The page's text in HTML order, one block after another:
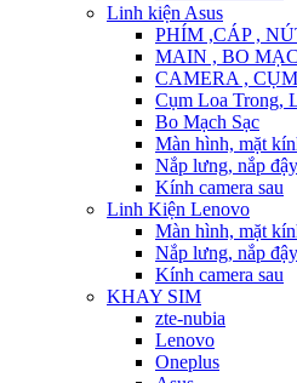
Linh kiện Asus
PHÍM ,CÁP ,
MAIN , BO
CAMERA ,
Cụm Loa Trong,
Bo Mạch Sạc
Màn hình, mặt
Nắp lưng, nắp
Kính camera sau
Linh Kiện Lenovo
Màn hình, mặt
Nắp lưng, nắp
Kính camera sau
KHAY SIM
zte-nubia
Lenovo
Oneplus